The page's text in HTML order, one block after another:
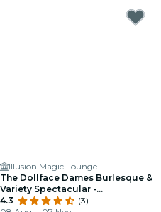
Illusion Magic Lounge
The Dollface Dames Burlesque &
Variety Spectacular -
Hauptbühne
4.3
(3)